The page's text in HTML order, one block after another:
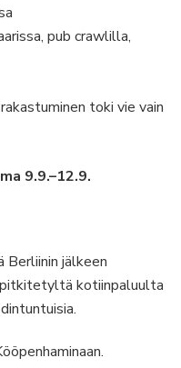
pub crawlilla,
toki vie vain
9.9.–12.9.
jälkeen
kotiinpaluulta